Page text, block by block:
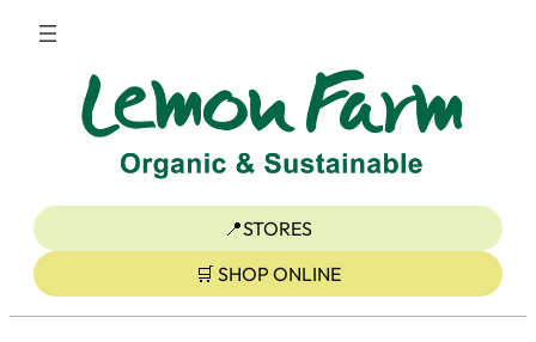
ข้าม
📍STORES
🛒 SHOP ONLINE